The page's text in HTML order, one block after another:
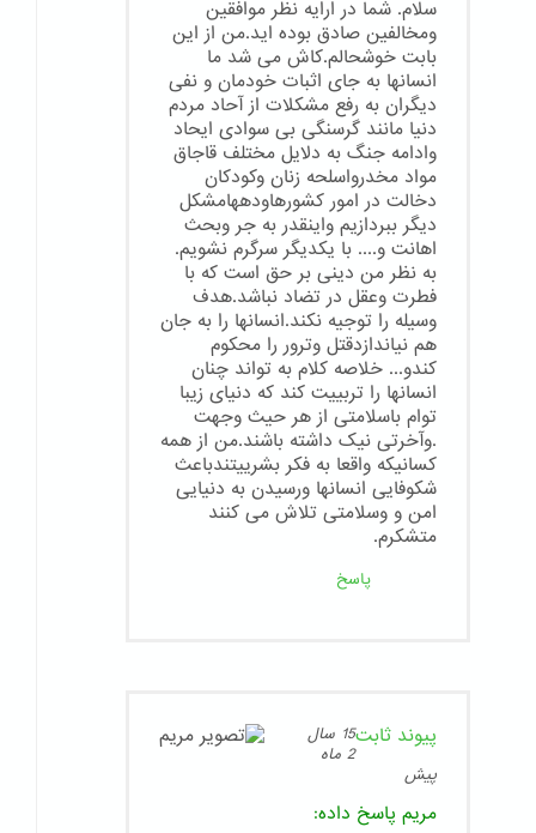
سلام. شما در ارایه نظر موافقین
ومخالفین صادق بوده اید.من از این
بابت خوشحالم.کاش می شد ما
انسانها به جای اثبات خودمان و نفی
دیگران به رفع مشکلات از آحاد مردم
دنیا مانند گرسنگی بی سوادی ایحاد
وادامه جنگ به دلایل مختلف قاجاق
مواد مخدرواسلحه زنان وکودکان
دخالت در امور کشورهاودههامشکل
دیگر ببردازیم واینقدر به جر وبحث
اهانت و.... با یکدیگر سرگرم نشویم.
به نظر من دینی بر حق است که با
فطرت وعقل در تضاد نباشد.هدف
وسیله را توجیه نکند.انسانها را به جان
هم نیاندازدقتل وترور را محکوم
کندو... خلاصه کلام به تواند چنان
انسانها را تربییت کند که دنیای زیبا
توام باسلامتی از هر حیث وجهت
.وآخرتی نیک داشته باشند.من از همه
کسانیکه واقعا به فکر بشرییتندباعث
شکوفایی انسانها ورسیدن به دنیایی
امن و وسلامتی تلاش می کنند
متشکرم.
پاسخ
پیوند ثابت
15 سال
2 ماه
پیش
مریم پاسخ داده: